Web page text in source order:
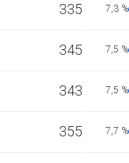
335 7,3 %
345 7,5 %
343 7,5 %
355 7,7 %